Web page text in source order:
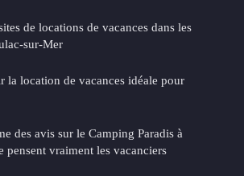
de locations de vacances dans les
sur-Mer
la location de vacances idéale pour
des avis sur le Camping Paradis à
pensent vraiment les vacanciers